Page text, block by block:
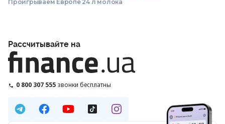
Проигрываем Европе 24 л молока
Рассчитывайте на
0 800 307 555 звонки бесплатны